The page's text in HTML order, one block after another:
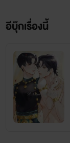
อีบุ๊กเรื่องนี้